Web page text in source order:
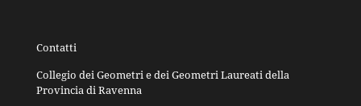
Contatti
Collegio dei Geometri e dei Geometri Laureati della
Provincia di Ravenna